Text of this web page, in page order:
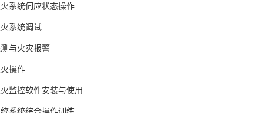
系统伺应状态操作
系统调试
与火灾报警
操作
监控软件安装与使用